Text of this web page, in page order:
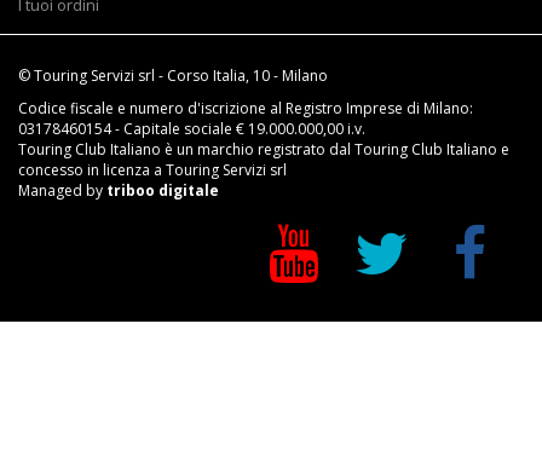
I tuoi ordini
© Touring Servizi srl - Corso Italia, 10 - Milano
Codice fiscale e numero d'iscrizione al Registro Imprese di Milano:
03178460154 - Capitale sociale € 19.000.000,00 i.v.
Touring Club Italiano è un marchio registrato dal Touring Club Italiano e
concesso in licenza a Touring Servizi srl
Managed by triboo digitale